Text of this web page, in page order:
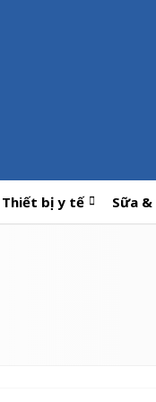
Thiết bị y tế Sữa